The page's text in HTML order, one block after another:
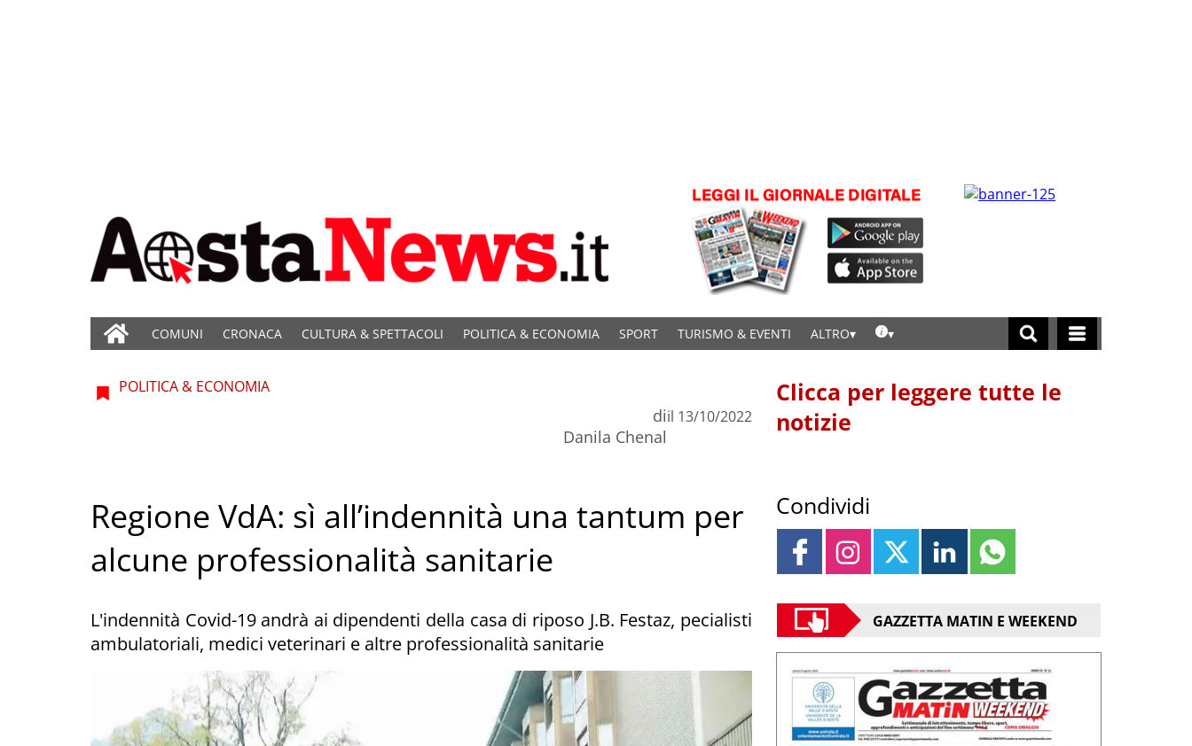
COMUNI CRONACA CULTURA & SPETTACOLI POLITICA & ECONOMIA SPORT TURISMO & EVENTI ALTRO
POLITICA & ECONOMIA
di
Danila Chenal
il 13/10/2022
Regione VdA: sì all’indennità una tantum per
alcune professionalità sanitarie
L'indennità Covid-19 andrà ai dipendenti della casa di riposo J.B. Festaz, pecialisti
ambulatoriali, medici veterinari e altre professionalità sanitarie
Clicca per leggere tutte le
notizie
Condividi
GAZZETTA MATIN E WEEKEND